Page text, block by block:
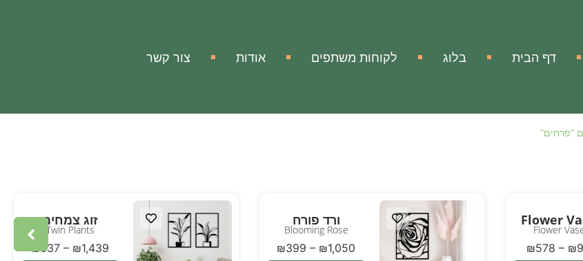
דף הבית בלוג לקוחות משתפים אודות צור קשר
“פרחים”
Flower
Flower
₪578 – ₪
ורד פורח
Blooming Rose
₪399 – ₪1,050
זוג צמחים
Twin Plants
₪637 – ₪1,439